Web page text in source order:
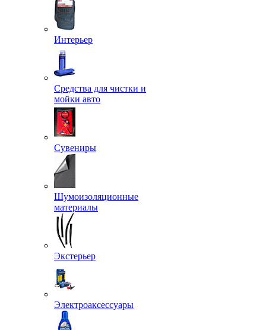
Интерьер
Средства для чистки и
мойки авто
Сувениры
Шумоизоляционные
материалы
Экстерьер
Электроаксессуары